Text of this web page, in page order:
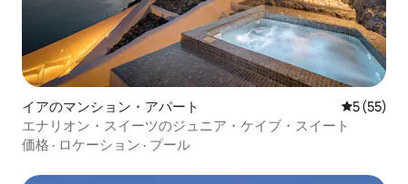
イアのマンション・アパート レビュー
5 (55)
エナリオン・スイーツのジュニア・ケイブ・スイート
価格 · ロケーション · プール